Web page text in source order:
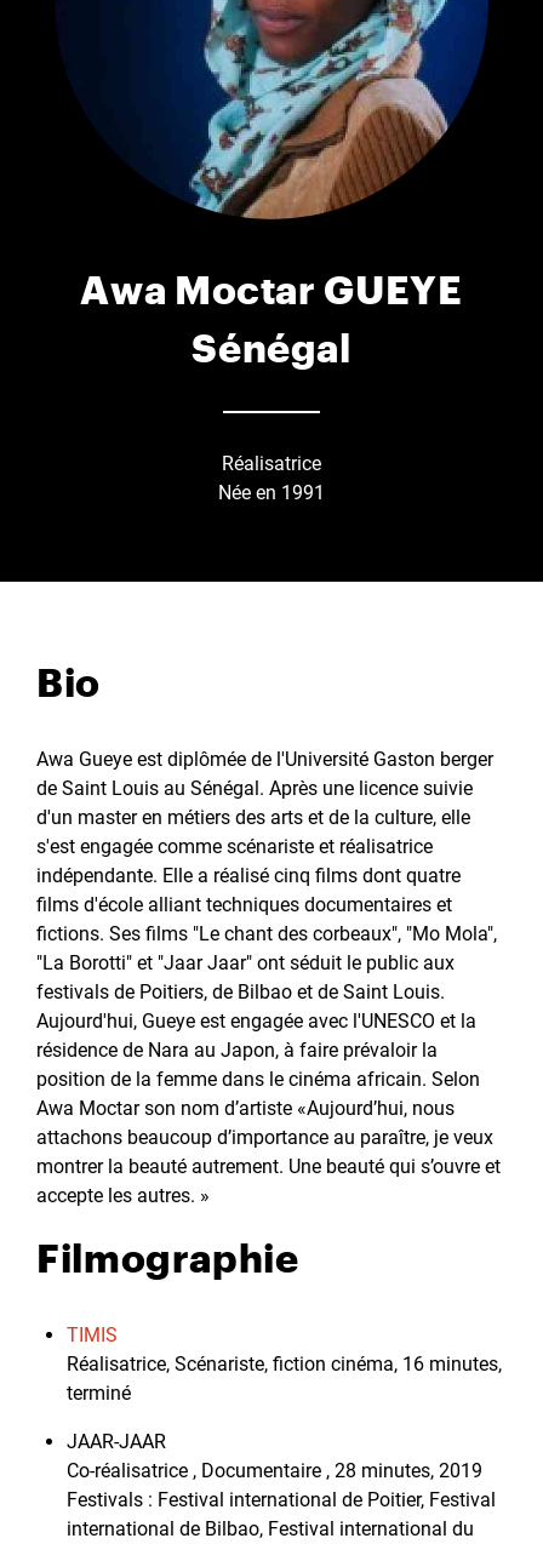
Awa Moctar GUEYE
Sénégal
Réalisatrice
Née en 1991
Bio
Awa Gueye est diplômée de l'Université Gaston berger
de Saint Louis au Sénégal. Après une licence suivie
d'un master en métiers des arts et de la culture, elle
s'est engagée comme scénariste et réalisatrice
indépendante. Elle a réalisé cinq films dont quatre
films d'école alliant techniques documentaires et
fictions. Ses films "Le chant des corbeaux", "Mo Mola",
"La Borotti" et "Jaar Jaar" ont séduit le public aux
festivals de Poitiers, de Bilbao et de Saint Louis.
Aujourd'hui, Gueye est engagée avec l'UNESCO et la
résidence de Nara au Japon, à faire prévaloir la
position de la femme dans le cinéma africain. Selon
Awa Moctar son nom d’artiste «Aujourd’hui, nous
attachons beaucoup d’importance au paraître, je veux
montrer la beauté autrement. Une beauté qui s’ouvre et
accepte les autres. »
Filmographie
TIMIS
Réalisatrice, Scénariste, fiction cinéma, 16 minutes,
terminé
JAAR-JAAR
Co-réalisatrice , Documentaire , 28 minutes, 2019
Festivals : Festival international de Poitier, Festival
international de Bilbao, Festival international du